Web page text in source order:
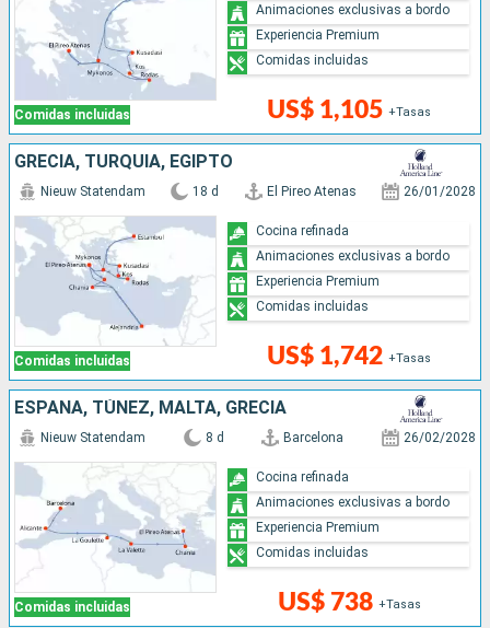
Comidas incluidas US$ 1,105 +Tasas
Animaciones exclusivas a bordo
Experiencia Premium
Comidas incluidas
GRECIA, TURQUÍA, EGIPTO
Comidas incluidas
Nieuw Statendam 18 d El Pireo Atenas 26/01/2028
US$ 1,742 +Tasas
Cocina refinada
Animaciones exclusivas a bordo
Experiencia Premium
Comidas incluidas
ESPAÑA, TÚNEZ, MALTA, GRECIA
Comidas incluidas
Nieuw Statendam 8 d Barcelona 26/02/2028
US$ 738 +Tasas
Cocina refinada
Animaciones exclusivas a bordo
Experiencia Premium
Comidas incluidas